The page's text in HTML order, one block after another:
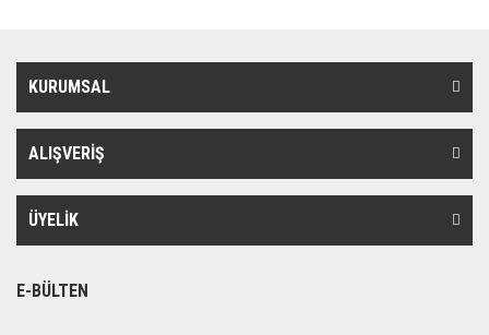
KURUMSAL
ALIŞVERİŞ
ÜYELİK
E-BÜLTEN